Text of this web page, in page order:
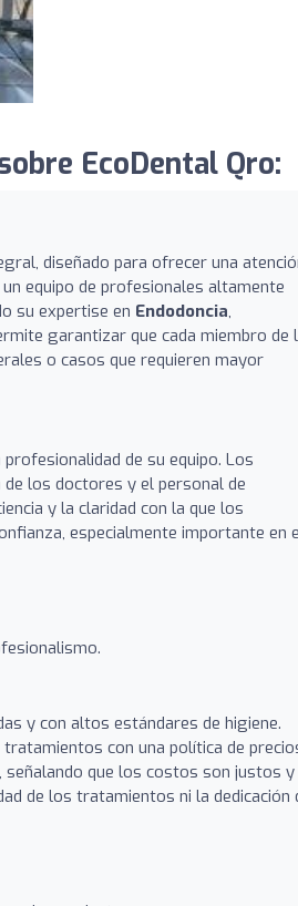
EcoDental Qro:
diseñado para ofrecer una
equipo de profesionales altamente
su expertise en Endodoncia,
garantizar que cada miembro de
o casos que requieren mayor
de su equipo. Los
los doctores y el personal de
y la claridad con la que los
especialmente importante en
y con altos estándares de higiene.
con una política de
señalando que los costos son justos y
de los tratamientos ni la dedicación